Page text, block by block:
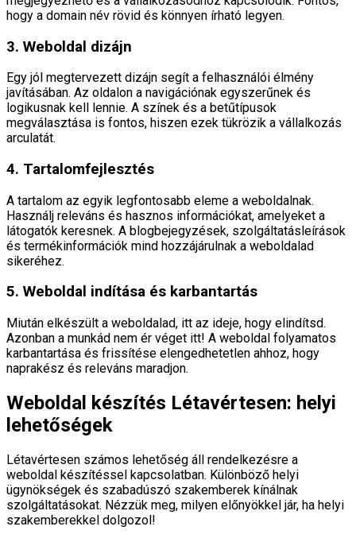
hogy a domain név rövid és könnyen írható legyen.
3. Weboldal dizájn
Egy jól megtervezett dizájn segít a felhasználói élmény
javításában. Az oldalon a navigációnak egyszerűnek és
logikusnak kell lennie. A színek és a betűtípusok
megválasztása is fontos, hiszen ezek tükrözik a vállalkozás
arculatát.
4. Tartalomfejlesztés
A tartalom az egyik legfontosabb eleme a weboldalnak.
Használj releváns és hasznos információkat, amelyeket a
látogatók keresnek. A blogbejegyzések, szolgáltatásleírások
és termékinformációk mind hozzájárulnak a weboldalad
sikeréhez.
5. Weboldal indítása és karbantartás
Miután elkészült a weboldalad, itt az ideje, hogy elindítsd.
Azonban a munkád nem ér véget itt! A weboldal folyamatos
karbantartása és frissítése elengedhetetlen ahhoz, hogy
naprakész és releváns maradjon.
Weboldal készítés Létavértesen: helyi
lehetőségek
Létavértesen számos lehetőség áll rendelkezésre a
weboldal készítéssel kapcsolatban. Különböző helyi
ügynökségek és szabadúszó szakemberek kínálnak
szolgáltatásokat. Nézzük meg, milyen előnyökkel jár, ha helyi
szakemberekkel dolgozol!